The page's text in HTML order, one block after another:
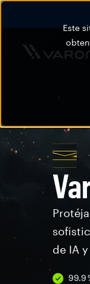
Este
de IA
99.9